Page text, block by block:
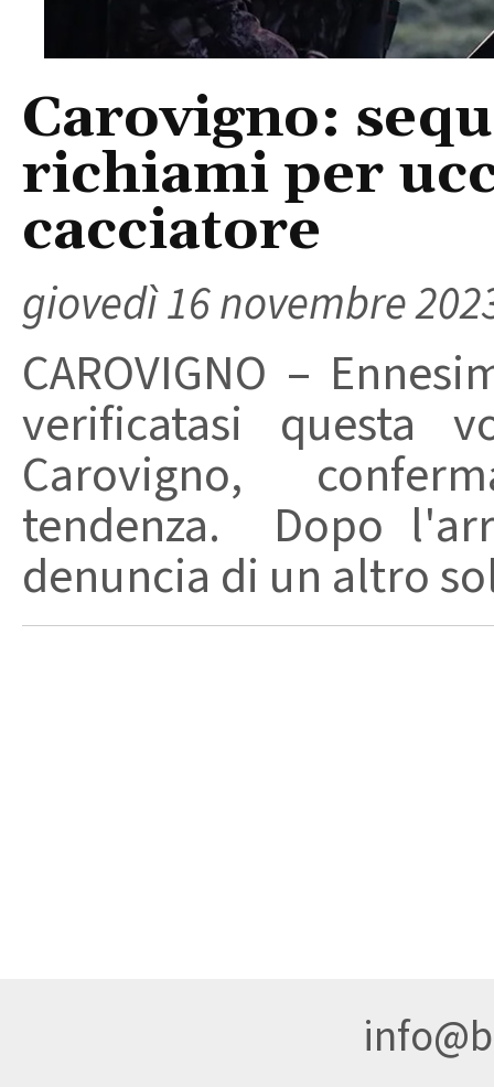
Carovigno:
richiami per
cacciatore
giovedì 16 novembre
CAROVIGNO –
verificatasi questa
Carovigno,
tendenza. Dopo
denuncia di un altro